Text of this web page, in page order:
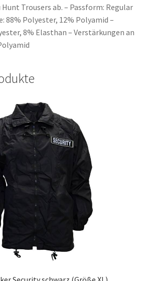
Trousers ab. – Passform: Regular
88% Polyester, 12% Polyamid –
8% Elasthan – Verstärkungen an